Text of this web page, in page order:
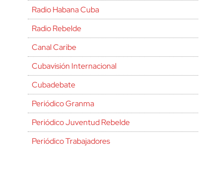
Radio Habana Cuba
Radio Rebelde
Canal Caribe
Cubavisión Internacional
Cubadebate
Periódico Granma
Periódico Juventud Rebelde
Periódico Trabajadores